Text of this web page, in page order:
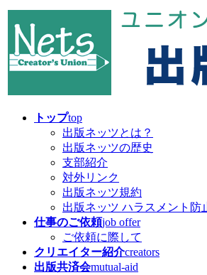
コ
ン
ン
ツ
ナ
ビ
ー
シ
トップtop
出版ネッツとは？
出版ネッツの歴史
支部紹介
対外リンク
出版ネッツ規約
出版ネッツ ハラスメント防
仕事のご依頼job offer
ご依頼に際して
クリエイター紹介creators
出版共済会mutual-aid